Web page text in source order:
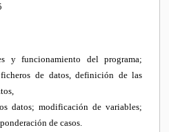
y funcionamiento del programa;
de datos, definición de las
datos; modificación de variables;
de casos.